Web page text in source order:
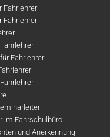
Fahrlehrer
Fahrlehrer
Fahrlehrer
im Fahrschulbüro
und Anerkennung